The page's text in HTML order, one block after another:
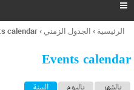
ر
ل
ح

أنت
هنا
الرئيسية › الجدول الزمني ›
calendar
Events calendar